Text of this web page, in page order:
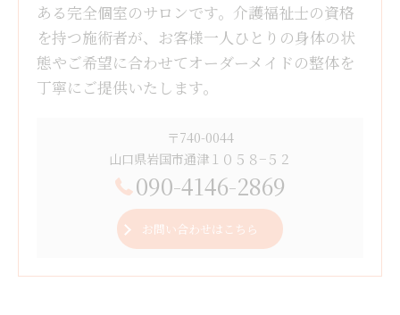
ある完全個室のサロンです。介護福祉士の資格
を持つ施術者が、お客様一人ひとりの身体の状
態やご希望に合わせてオーダーメイドの整体を
丁寧にご提供いたします。
〒740-0044
山口県岩国市通津１０５８−５２
090-4146-2869
お問い合わせはこちら